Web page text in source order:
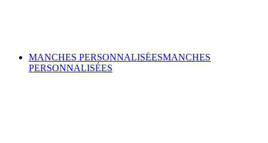
MANCHES PERSONNALISÉESMANCHES
PERSONNALISÉES